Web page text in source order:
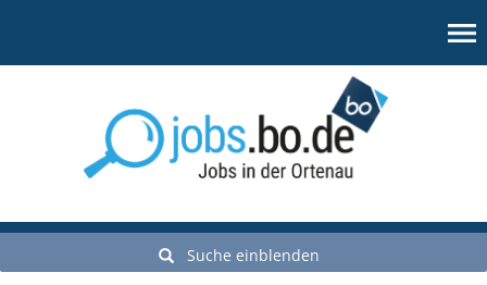
Suche einblenden